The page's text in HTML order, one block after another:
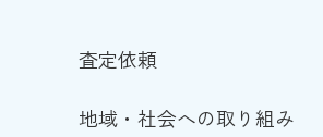
査定依頼
地域・社会への取り組み